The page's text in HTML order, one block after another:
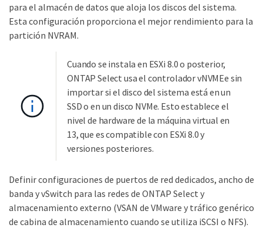
para el almacén de datos que aloja los discos del sistema.
Esta configuración proporciona el mejor rendimiento para la
partición NVRAM.
Cuando se instala en ESXi 8.0 o posterior,
ONTAP Select usa el controlador vNVMEe sin
importar si el disco del sistema está en un
SSD o en un disco NVMe. Esto establece el
nivel de hardware de la máquina virtual en
13, que es compatible con ESXi 8.0 y
versiones posteriores.
Definir configuraciones de puertos de red dedicados, ancho de
banda y vSwitch para las redes de ONTAP Select y
almacenamiento externo (VSAN de VMware y tráfico genérico
de cabina de almacenamiento cuando se utiliza iSCSI o NFS).